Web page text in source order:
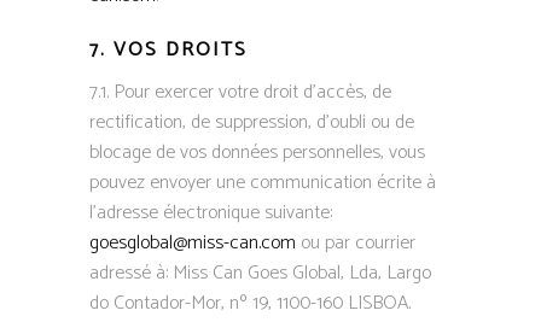
7. VOS DROITS
7.1. Pour exercer votre droit d’accès, de
rectification, de suppression, d’oubli ou de
blocage de vos données personnelles, vous
pouvez envoyer une communication écrite à
l’adresse électronique suivante:
goesglobal@miss-can.com ou par courrier
adressé à: Miss Can Goes Global, Lda, Largo
do Contador-Mor, nº 19, 1100-160 LISBOA.